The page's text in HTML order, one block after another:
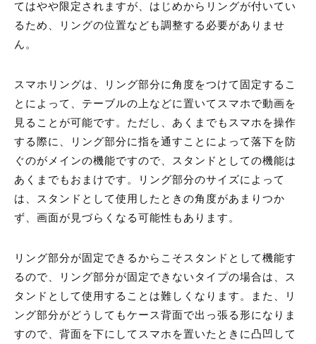
てはやや限定されますが、はじめからリングが付いてい
るため、リングの位置なども調整する必要がありませ
ん。
スマホリングは、リング部分に角度をつけて固定するこ
とによって、テーブルの上などに置いてスマホで動画を
見ることが可能です。ただし、あくまでもスマホを操作
する際に、リング部分に指を通すことによって落下を防
ぐのがメインの機能ですので、スタンドとしての機能は
あくまでもおまけです。リング部分のサイズによって
は、スタンドとして使用したときの角度があまりつか
ず、画面が見づらくなる可能性もあります。
リング部分が固定できるからこそスタンドとして機能す
るので、リング部分が固定できないタイプの場合は、ス
タンドとして使用することは難しくなります。また、リ
ング部分がどうしてもケース背面で出っ張る形になりま
すので、背面を下にしてスマホを置いたときに凸凹して